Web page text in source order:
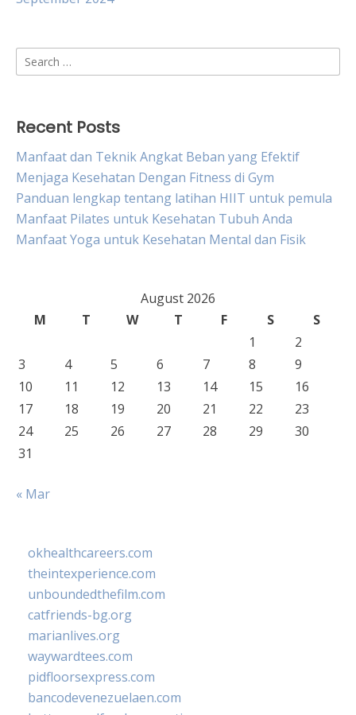
Search
for:
Recent Posts
Manfaat dan Teknik Angkat Beban yang Efektif
Menjaga Kesehatan Dengan Fitness di Gym
Panduan lengkap tentang latihan HIIT untuk pemula
Manfaat Pilates untuk Kesehatan Tubuh Anda
Manfaat Yoga untuk Kesehatan Mental dan Fisik
August 2026
M
T W T F S
S
1
2
3
4 5 6 7 8
9
10
11 12 13 14 15
16
17
18 19 20 21 22
23
24
25 26 27 28 29
30
31
« Mar
okhealthcareers.com
theintexperience.com
unboundedthefilm.com
catfriends-bg.org
marianlives.org
waywardtees.com
pidfloorsexpress.com
bancodevenezuelaen.com